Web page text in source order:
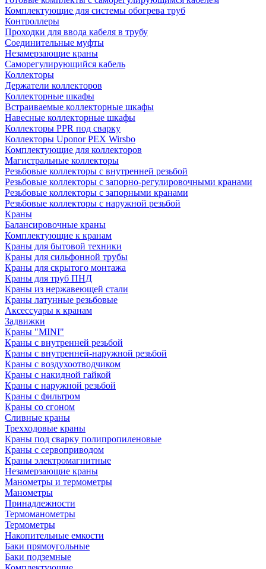
Комплектующие для системы обогрева труб
Контроллеры
Проходки для ввода кабеля в трубу
Соединительные муфты
Незамерзающие краны
Саморегулирующийся кабель
Коллекторы
Держатели коллекторов
Коллекторные шкафы
Встраиваемые коллекторные шкафы
Навесные коллекторные шкафы
Коллекторы PPR под сварку
Коллекторы Uponor PEX Wirsbo
Комплектующие для коллекторов
Магистральные коллекторы
Резьбовые коллекторы с внутренней резьбой
Резьбовые коллекторы с запорно-регулировочными кранами
Резьбовые коллекторы с запорными кранами
Резьбовые коллекторы с наружной резьбой
Краны
Балансировочные краны
Комплектующие к кранам
Краны для бытовой техники
Краны для сильфонной трубы
Краны для скрытого монтажа
Краны для труб ПНД
Краны из нержавеющей стали
Краны латунные резьбовые
Аксессуары к кранам
Задвижки
Краны "MINI"
Краны с внутренней резьбой
Краны с внутренней-наружной резьбой
Краны с воздухоотводчиком
Краны с накидной гайкой
Краны с наружной резьбой
Краны с фильтром
Краны со сгоном
Сливные краны
Трехходовые краны
Краны под сварку полипропиленовые
Краны с сервоприводом
Краны электромагнитные
Незамерзающие краны
Манометры и термометры
Манометры
Принадлежности
Термоманометры
Термометры
Накопительные емкости
Баки прямоугольные
Баки подземные